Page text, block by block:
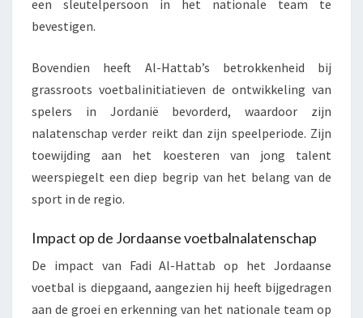
een sleutelpersoon in het nationale team te
bevestigen.
Bovendien heeft Al-Hattab’s betrokkenheid bij
grassroots voetbalinitiatieven de ontwikkeling van
spelers in Jordanië bevorderd, waardoor zijn
nalatenschap verder reikt dan zijn speelperiode. Zijn
toewijding aan het koesteren van jong talent
weerspiegelt een diep begrip van het belang van de
sport in de regio.
Impact op de Jordaanse voetbalnalatenschap
De impact van Fadi Al-Hattab op het Jordaanse
voetbal is diepgaand, aangezien hij heeft bijgedragen
aan de groei en erkenning van het nationale team op